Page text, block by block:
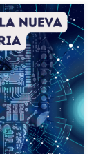
la
enfrentó
la
bajos